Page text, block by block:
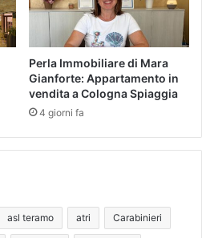
Perla Immobiliare di Mara
Gianforte: Appartamento in
vendita a Cologna Spiaggia
4 giorni fa
asl teramo atri Carabinieri